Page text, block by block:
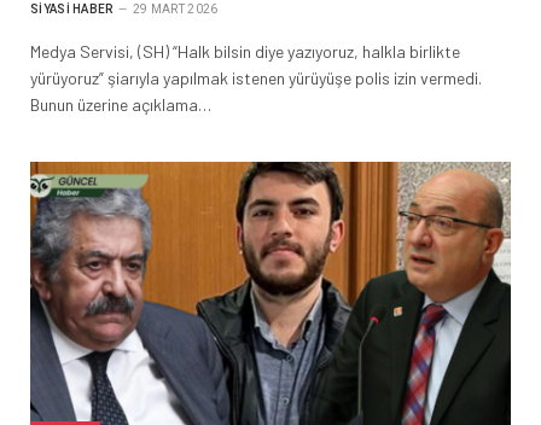
SIYASI HABER 29 MART 2026
Medya Servisi, (SH) “Halk bilsin diye yazıyoruz, halkla birlikte
yürüyoruz” şiarıyla yapılmak istenen yürüyüşe polis izin vermedi.
Bunun üzerine açıklama…